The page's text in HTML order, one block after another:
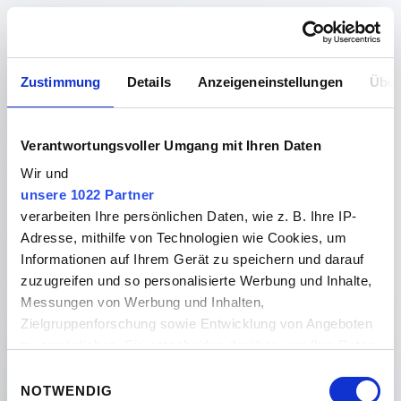
Zustimmung Details Anzeigeneinstellungen
Verantwortungsvoller Umgang mit Ihren Daten
Wir und
unsere 1022 Partner
verarbeiten Ihre persönlichen Daten, wie z. B. Ihre IP-
Adresse, mithilfe von Technologien wie Cookies, um
Informationen auf Ihrem Gerät zu speichern und darauf
zuzugreifen und so personalisierte Werbung und Inhalte,
Messungen von Werbung und Inhalten,
Zielgruppenforschung sowie Entwicklung von Angeboten
jederzeit über die Cookie-Erklärung oder durch Klicken
NOTWENDIG
It's
Crunchtime Notfallkontakt
Crunchtime Communications
Notfallkontakt herunterladen
Mobil
+49 173 2449821
Arbeit
+49 711 20909780
Mail